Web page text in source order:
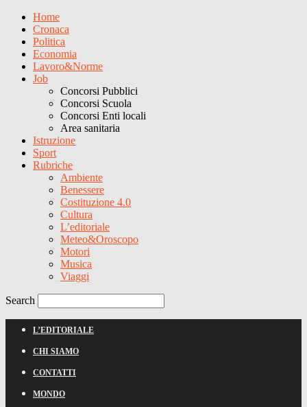
Home
Cronaca
Politica
Economia
Lavoro&Norme
Job
Concorsi Pubblici
Concorsi Scuola
Concorsi Enti locali
Area sanitaria
Istruzione
Sport
Rubriche
Ambiente
Benessere
Costituzione 4.0
Cultura
L’editoriale
Meteo&Oroscopo
Motori
Musica
Viaggi
Search
L’EDITORIALE
CHI SIAMO
CONTATTI
MONDO